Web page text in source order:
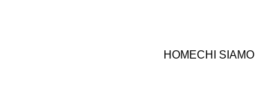
HOMECHI SIAMO